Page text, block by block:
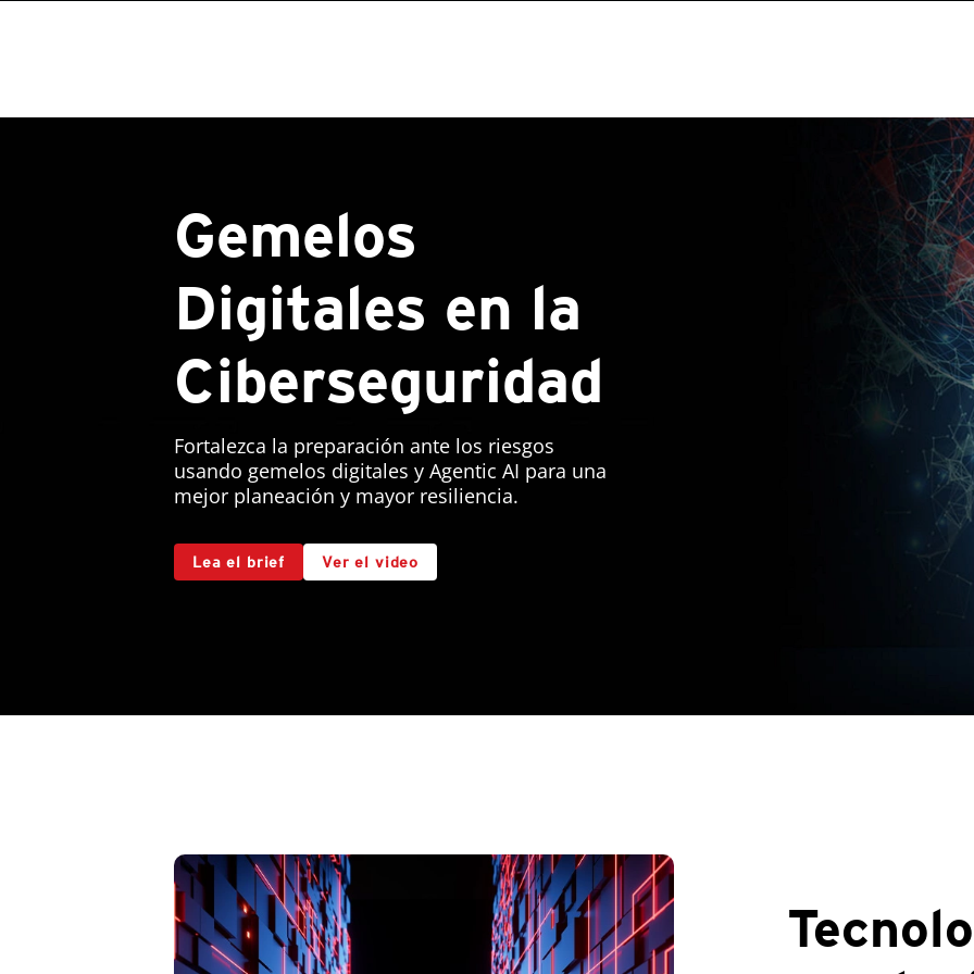
Gemelos
Digitales en la
Ciberseguridad
Fortalezca la preparación ante los riesgos
usando gemelos digitales y Agentic AI para una
mejor planeación y mayor resiliencia.
Lea el brief Ver el video